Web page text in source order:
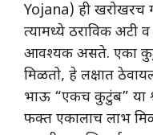
Yojana) ही खरोखरच
त्यामध्ये ठराविक
आवश्यक असते. एका
मिळतो, हे लक्षात
भाऊ “एकच कुटुंब” या
फक्त एकालाच लाभ